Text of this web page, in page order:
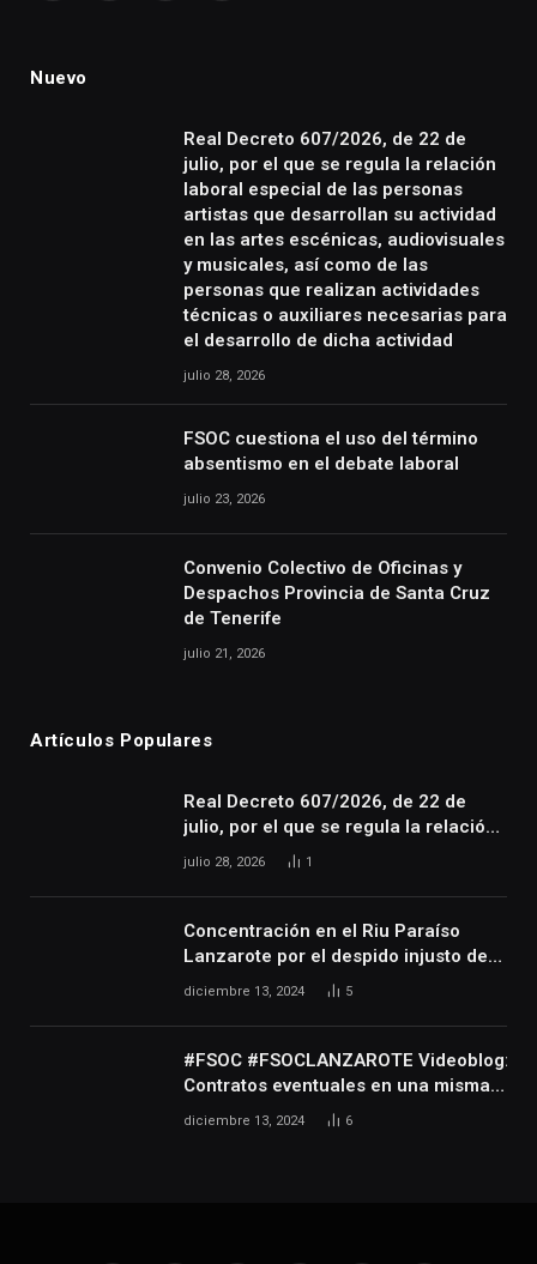
Nuevo
Real Decreto 607/2026, de 22 de
julio, por el que se regula la relación
laboral especial de las personas
artistas que desarrollan su actividad
en las artes escénicas, audiovisuales
y musicales, así como de las
personas que realizan actividades
técnicas o auxiliares necesarias para
el desarrollo de dicha actividad
julio 28, 2026
FSOC cuestiona el uso del término
absentismo en el debate laboral
julio 23, 2026
Convenio Colectivo de Oficinas y
Despachos Provincia de Santa Cruz
de Tenerife
julio 21, 2026
Artículos Populares
Real Decreto 607/2026, de 22 de
julio, por el que se regula la relación
laboral especial de las personas
en las artes escénicas, audiovisuales
y musicales, así como de las
personas que realizan actividades
el desarrollo de dicha actividad
julio 28, 2026 1
Concentración en el Riu Paraíso
Lanzarote por el despido injusto de
la trabajadora Katerine
diciembre 13, 2024 5
#FSOC #FSOCLANZAROTE Videoblog:
Contratos eventuales en una misma
empresa durante varios años
diciembre 13, 2024 6